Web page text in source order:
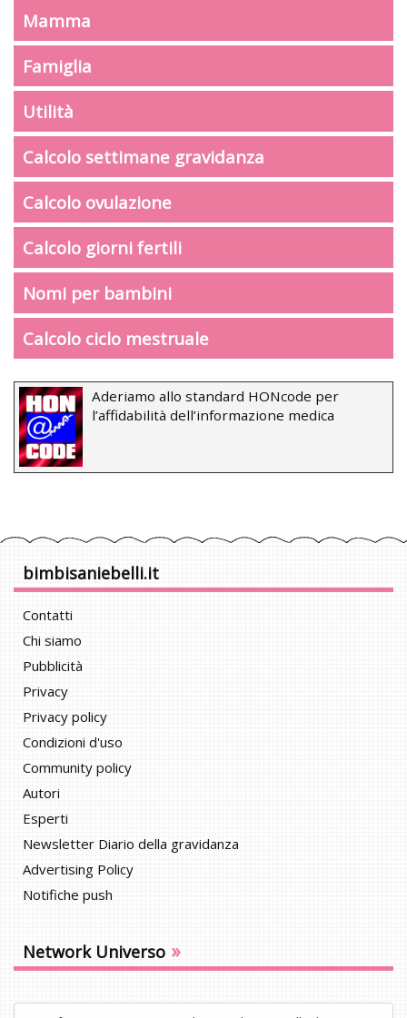
Mamma
Famiglia
Utilità
Calcolo settimane gravidanza
Calcolo ovulazione
Calcolo giorni fertili
Nomi per bambini
Calcolo ciclo mestruale
Aderiamo allo standard HONcode per
l’affidabilità dell’informazione medica
bimbisaniebelli.it
Contatti
Chi siamo
Pubblicità
Privacy
Privacy policy
Condizioni d'uso
Community policy
Autori
Esperti
Newsletter Diario della gravidanza
Advertising Policy
Notifiche push
Network Universo »